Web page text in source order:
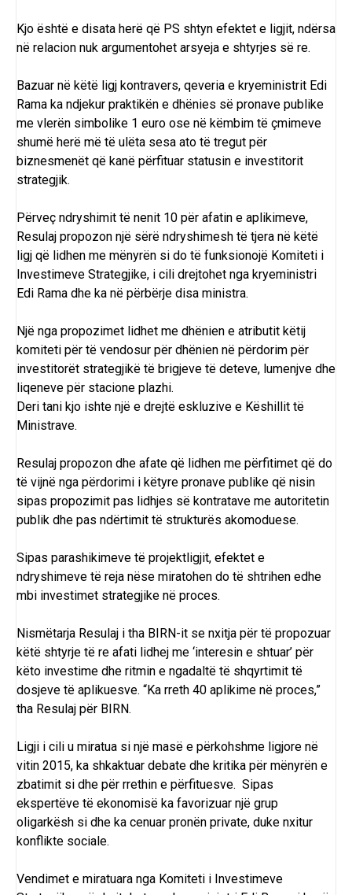
Kjo është e disata herë që PS shtyn efektet e ligjit, ndërsa
në relacion nuk argumentohet arsyeja e shtyrjes së re.
Bazuar në këtë ligj kontravers, qeveria e kryeministrit Edi
Rama ka ndjekur praktikën e dhënies së pronave publike
me vlerën simbolike 1 euro ose në këmbim të çmimeve
shumë herë më të ulëta sesa ato të tregut për
biznesmenët që kanë përfituar statusin e investitorit
strategjik.
Përveç ndryshimit të nenit 10 për afatin e aplikimeve,
Resulaj propozon një sërë ndryshimesh të tjera në këtë
ligj që lidhen me mënyrën si do të funksionojë Komiteti i
Investimeve Strategjike, i cili drejtohet nga kryeministri
Edi Rama dhe ka në përbërje disa ministra.
Një nga propozimet lidhet me dhënien e atributit këtij
komiteti për të vendosur për dhënien në përdorim për
investitorët strategjikë të brigjeve të deteve, lumenjve dhe
liqeneve për stacione plazhi.
Deri tani kjo ishte një e drejtë eskluzive e Këshillit të
Ministrave.
Resulaj propozon dhe afate që lidhen me përfitimet që do
të vijnë nga përdorimi i këtyre pronave publike që nisin
sipas propozimit pas lidhjes së kontratave me autoritetin
publik dhe pas ndërtimit të strukturës akomoduese.
Sipas parashikimeve të projektligjit, efektet e
ndryshimeve të reja nëse miratohen do të shtrihen edhe
mbi investimet strategjike në proces.
Nismëtarja Resulaj i tha BIRN-it se nxitja për të propozuar
këtë shtyrje të re afati lidhej me ‘interesin e shtuar’ për
këto investime dhe ritmin e ngadaltë të shqyrtimit të
dosjeve të aplikuesve. “Ka rreth 40 aplikime në proces,”
tha Resulaj për BIRN.
Ligji i cili u miratua si një masë e përkohshme ligjore në
vitin 2015, ka shkaktuar debate dhe kritika për mënyrën e
zbatimit si dhe për rrethin e përfituesve. Sipas
ekspertëve të ekonomisë ka favorizuar një grup
oligarkësh si dhe ka cenuar pronën private, duke nxitur
konflikte sociale.
Vendimet e miratuara nga Komiteti i Investimeve